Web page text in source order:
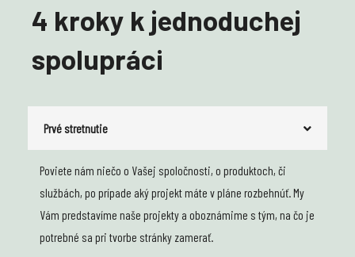
4 kroky k jednoduchej
spolupráci
Prvé stretnutie
Poviete nám niečo o Vašej spoločnosti, o produktoch, či
službách, po prípade aký projekt máte v pláne rozbehnúť. My
Vám predstavíme naše projekty a oboznámime s tým, na čo je
potrebné sa pri tvorbe stránky zamerať.